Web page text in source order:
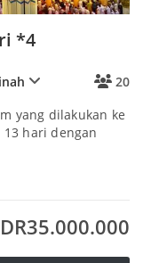
*4
20
yang dilakukan ke
13 hari dengan
35.000.000